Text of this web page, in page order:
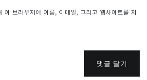
이 브라우저에 이름, 이메일, 그리고 웹사이트를 저
댓글 달기